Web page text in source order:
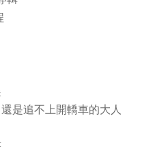
是追不上開轎車的大人